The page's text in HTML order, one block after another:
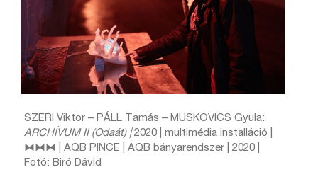
SZERI Viktor – PÁLL Tamás – MUSKOVICS Gyula:
ARCHÍVUM II (Odaát) |2020 | multimédia installáció |
⧓⧓⧓ | AQB PINCE | AQB bányarendszer | 2020 |
Fotó: Biró Dávid